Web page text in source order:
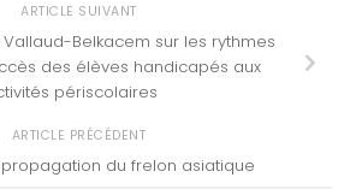
ARTICLE SUIVANT
Belkacem sur les rythmes
des élèves handicapés aux
périscolaires
ARTICLE PRÉCÉDENT
du frelon asiatique